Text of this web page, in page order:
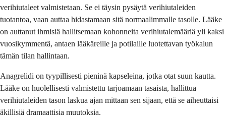
verihiutaleet valmistetaan. Se ei täysin pysäytä verihiutaleiden
tuotantoa, vaan auttaa hidastamaan sitä normaalimmalle tasolle. Lääke
on auttanut ihmisiä hallitsemaan kohonneita verihiutalemääriä yli kaksi
vuosikymmentä, antaen lääkäreille ja potilaille luotettavan työkalun
tämän tilan hallintaan.
Anagrelidi on tyypillisesti pieninä kapseleina, jotka otat suun kautta.
Lääke on huolellisesti valmistettu tarjoamaan tasaista, hallittua
verihiutaleiden tason laskua ajan mittaan sen sijaan, että se aiheuttaisi
äkillisiä dramaattisia muutoksia.